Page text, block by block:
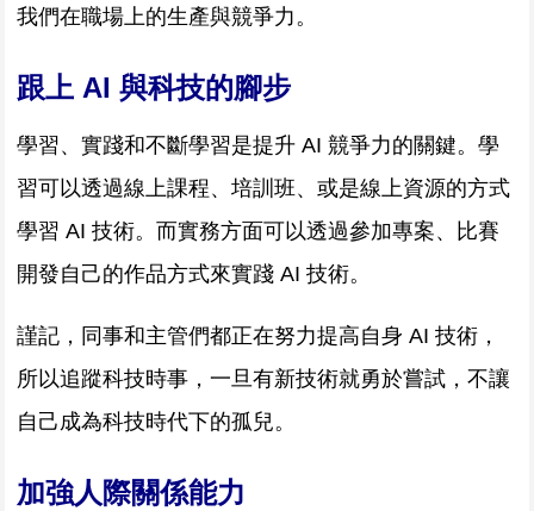
我們在職場上的生產與競爭力。
跟上 AI 與科技的腳步
學習、實踐和不斷學習是提升 AI 競爭力的關鍵。學
習可以透過線上課程、培訓班、或是線上資源的方式
學習 AI 技術。而實務方面可以透過參加專案、比賽
開發自己的作品方式來實踐 AI 技術。
謹記，同事和主管們都正在努力提高自身 AI 技術，
所以追蹤科技時事，一旦有新技術就勇於嘗試，不讓
自己成為科技時代下的孤兒。
加強人際關係能力